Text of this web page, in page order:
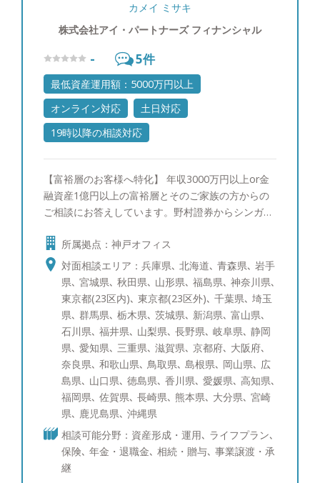
カメイ ミサキ
株式会社アイ・パートナーズ フィナンシャル
- 5件
最低資産運用額：5000万円以上
オンライン対応
土日対応
19時以降の相談対応
【富裕層のお客様へ特化】 年収3000万円以上or金
融資産1億円以上の富裕層とそのご家族の方からの
ご相談にお答えしています。野村證券からシンガポ
ポートフォリオ運用の研鑽を積んで参りました。富
裕層のご相談者様にもさまざまなお悩みがあるかと
存じます。 一方でそのお悩みは、資産運用、贈
与・相続を含めた資産承継、事業承継、投資教育、
に大きく分けられるかと存じます。そのそれぞれに
ついて海外を含めて経験を10年以上積み重ねて参り
ました。 すでにアドバイザーが担当しているお客
様も、これからご検討されるお客様にも満足いただ
けるサービスをご提供できるかと存じます。 【資
産運用：ポートフォリオ分析と債券運用への取り組
み】 ポートフォリオ分析では、ブルームバーグと
いう機関投資家含めたプロ投資家が愛用する専用情
報端末を使い、サービスをご提供しています。債券
運用のスキルは三菱UFJメリルリンチPB証券時代に
磨かれ、シンガポールへの社費留学経験を活かし、
所属拠点：神戸オフィス
対面相談エリア：兵庫県､ 北海道､ 青森県､ 岩手
県､ 宮城県､ 秋田県､ 山形県､ 福島県､ 神奈川県､
東京都(23区内)､ 東京都(23区外)､ 千葉県､ 埼玉
県､ 群馬県､ 栃木県､ 茨城県､ 新潟県､ 富山県､
石川県､ 福井県､ 山梨県､ 長野県､ 岐阜県､ 静岡
県､ 愛知県､ 三重県､ 滋賀県､ 京都府､ 大阪府､
奈良県､ 和歌山県､ 鳥取県､ 島根県､ 岡山県､ 広
島県､ 山口県､ 徳島県､ 香川県､ 愛媛県､ 高知県､
福岡県､ 佐賀県､ 長崎県､ 熊本県､ 大分県､ 宮崎
県､ 鹿児島県､ 沖縄県
相談可能分野：資産形成・運用､ ライフプラン､
保険､ 年金・退職金､ 相続・贈与､ 事業譲渡・承
継